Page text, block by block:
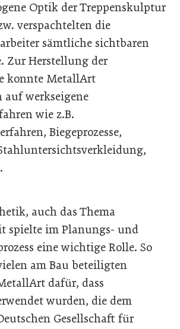
Optik der Treppenskulptur
verspachtelten die
sämtliche sichtbaren
Zur Herstellung der
konnte MetallArt
auf werkseigene
wie z.B.
Biegeprozesse,
auch das Thema
spielte im Planungs- und
eine wichtige Rolle. So
am Bau beteiligten
dafür, dass
wurden, die dem
Gesellschaft für